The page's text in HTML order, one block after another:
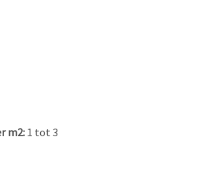
m2 1 tot 3